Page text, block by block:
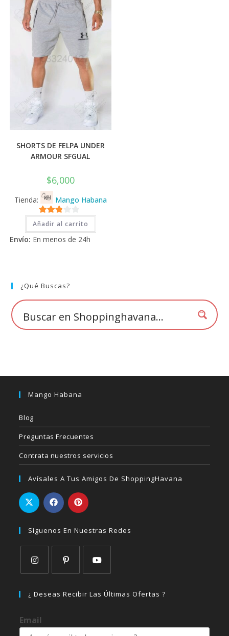
SHORTS DE FELPA UNDER
ARMOUR SFGUAL
$6,000
Tienda: Mango Habana
2.71
de 5
Añadir al carrito
Envío: En menos de 24h
¿Qué Buscas?
Mango Habana
Blog
Preguntas Frecuentes
Contrata nuestros servicios
Avísales A Tus Amigos De ShoppingHavana
Síguenos En Nuestras Redes
abre
una
nueva
abre
abre
¿ Deseas Recibir Las Últimas Ofertas ?
Email